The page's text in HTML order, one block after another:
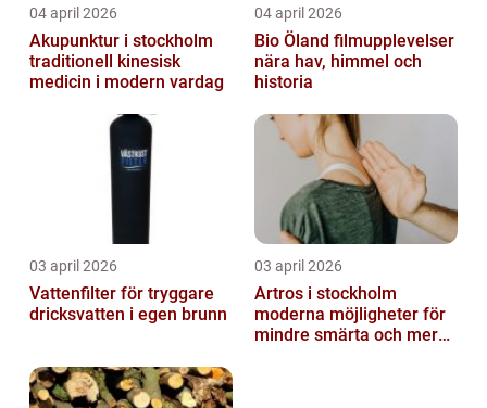
04 april 2026
Akupunktur i stockholm
traditionell kinesisk
medicin i modern vardag
04 april 2026
Bio Öland filmupplevelser
nära hav, himmel och
historia
03 april 2026
Vattenfilter för tryggare
dricksvatten i egen brunn
03 april 2026
Artros i stockholm
moderna möjligheter för
mindre smärta och mer